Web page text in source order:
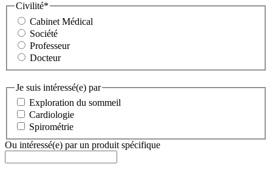
Civilité*
Cabinet Médical
Société
Professeur
Docteur
Je suis intéressé(e) par
Exploration du sommeil
Cardiologie
Spirométrie
Ou intéressé(e) par un produit spécifique